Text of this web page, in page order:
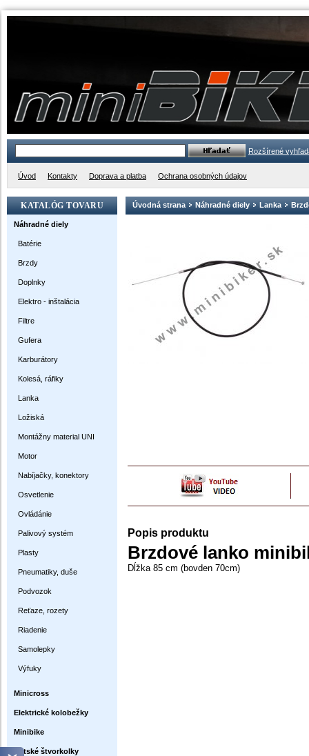
Rozšírené
Úvod Kontakty Doprava a platba Ochrana osobných údajov
KATALÓG TOVARU
Náhradné diely
Batérie
Brzdy
Doplnky
Elektro - inštalácia
Filtre
Gufera
Karburátory
Kolesá, ráfiky
Lanka
Ložiská
Montážny material UNI
Motor
Nabíjačky, konektory
Osvetlenie
Ovládánie
Palivový systém
Plasty
Pneumatiky, duše
Podvozok
Reťaze, rozety
Riadenie
Samolepky
Výfuky
Minicross
Elektrické kolobežky
Minibike
Detské štvorkolky
Úvodná strana Náhradné diely Lanka
Popis produktu
Brzdové lanko
Dĺžka 85 cm (bovden 70cm)